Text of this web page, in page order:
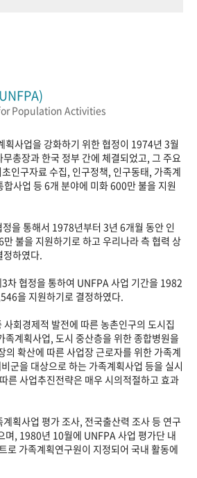
Population Activities
획사업을 강화하기 위한 협정이 1974년 3월
총장과 한국 정부 간에 체결되었고, 그 주요
인구자료 수집, 인구정책, 인구동태, 가족계
사업 등 6개 분야에 미화 600만 불을 지원
을 통해서 1978년부터 3년 6개월 동안 인
불을 지원하기로 하고 우리나라 측 협력 상
하였다.
차 협정을 통하여 UNFPA 사업 기간을 1982
을 지원하기로 결정하였다.
회경제적 발전에 따른 농촌인구의 도시집
족계획사업, 도시 중산층을 위한 종합병원을
의 확산에 따른 사업장 근로자를 위한 가족계
군을 대상으로 하는 가족계획사업 등을 실시
른 사업추진전략은 매우 시의적절하고 효과
획사업 평가 조사, 전국출산력 조사 등 연구
며, 1980년 10월에 UNFPA 사업 평가단 내
로 가족계획연구원이 지정되어 국내 활동에